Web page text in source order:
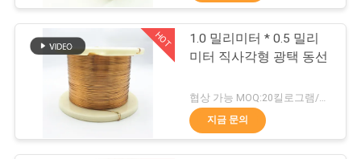
영
리
직사각형 구리 와이
어
427
HOT
1.0 밀리미터 * 0.5 밀리
미터 직사각형 광택 동선
지금 문의